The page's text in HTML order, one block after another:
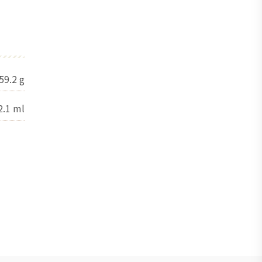
g
ml